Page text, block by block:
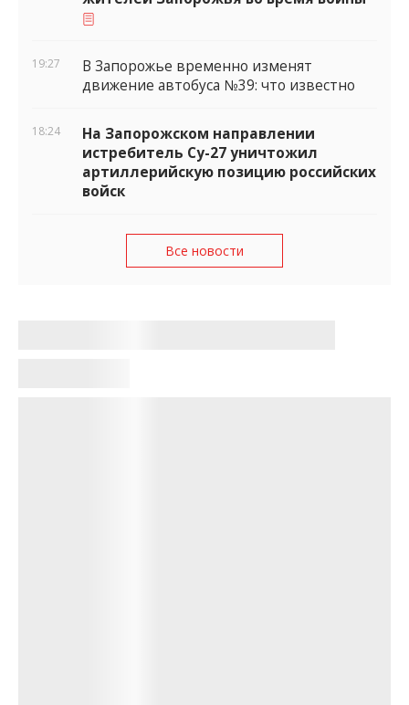
19:27
В Запорожье временно изменят
движение автобуса №39: что известно
18:24
На Запорожском направлении
истребитель Су-27 уничтожил
артиллерийскую позицию российских
войск
Все новости